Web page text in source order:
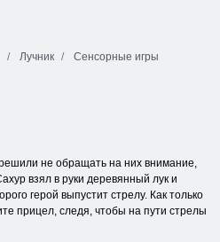
Лучник
Сенсорные игры
не обращать на них внимание,
взял в руки деревянный лук и
герой выпустит стрелу. Как только
прицел, следя, чтобы на пути стрелы